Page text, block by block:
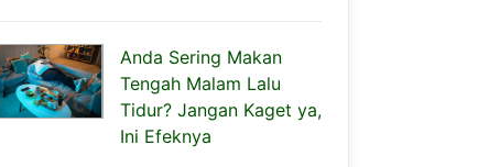
Anda Sering Makan
Tengah Malam Lalu
Tidur? Jangan Kaget ya,
Ini Efeknya